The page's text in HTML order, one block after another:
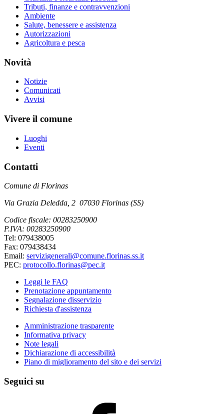
Tributi, finanze e contravvenzioni
Ambiente
Salute, benessere e assistenza
Autorizzazioni
Agricoltura e pesca
Novità
Notizie
Comunicati
Avvisi
Vivere il comune
Luoghi
Eventi
Contatti
Comune di Florinas
Via Grazia Deledda, 2 07030 Florinas (SS)
Codice fiscale: 00283250900
P.IVA: 00283250900
Tel: 079438005
Fax: 079438434
Email: servizigenerali@comune.florinas.ss.it
PEC: protocollo.florinas@pec.it
Leggi le FAQ
Prenotazione appuntamento
Segnalazione disservizio
Richiesta d'assistenza
Amministrazione trasparente
Informativa privacy
Note legali
Dichiarazione di accessibilità
Piano di miglioramento del sito e dei servizi
Seguici su